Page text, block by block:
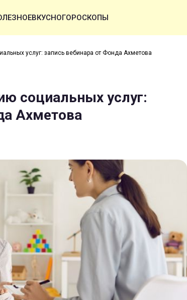
ВКУСНОГОРОСКОПЫ
услуг: запись вебинара от Фонда Ахметова
социальных услуг:
Ахметова